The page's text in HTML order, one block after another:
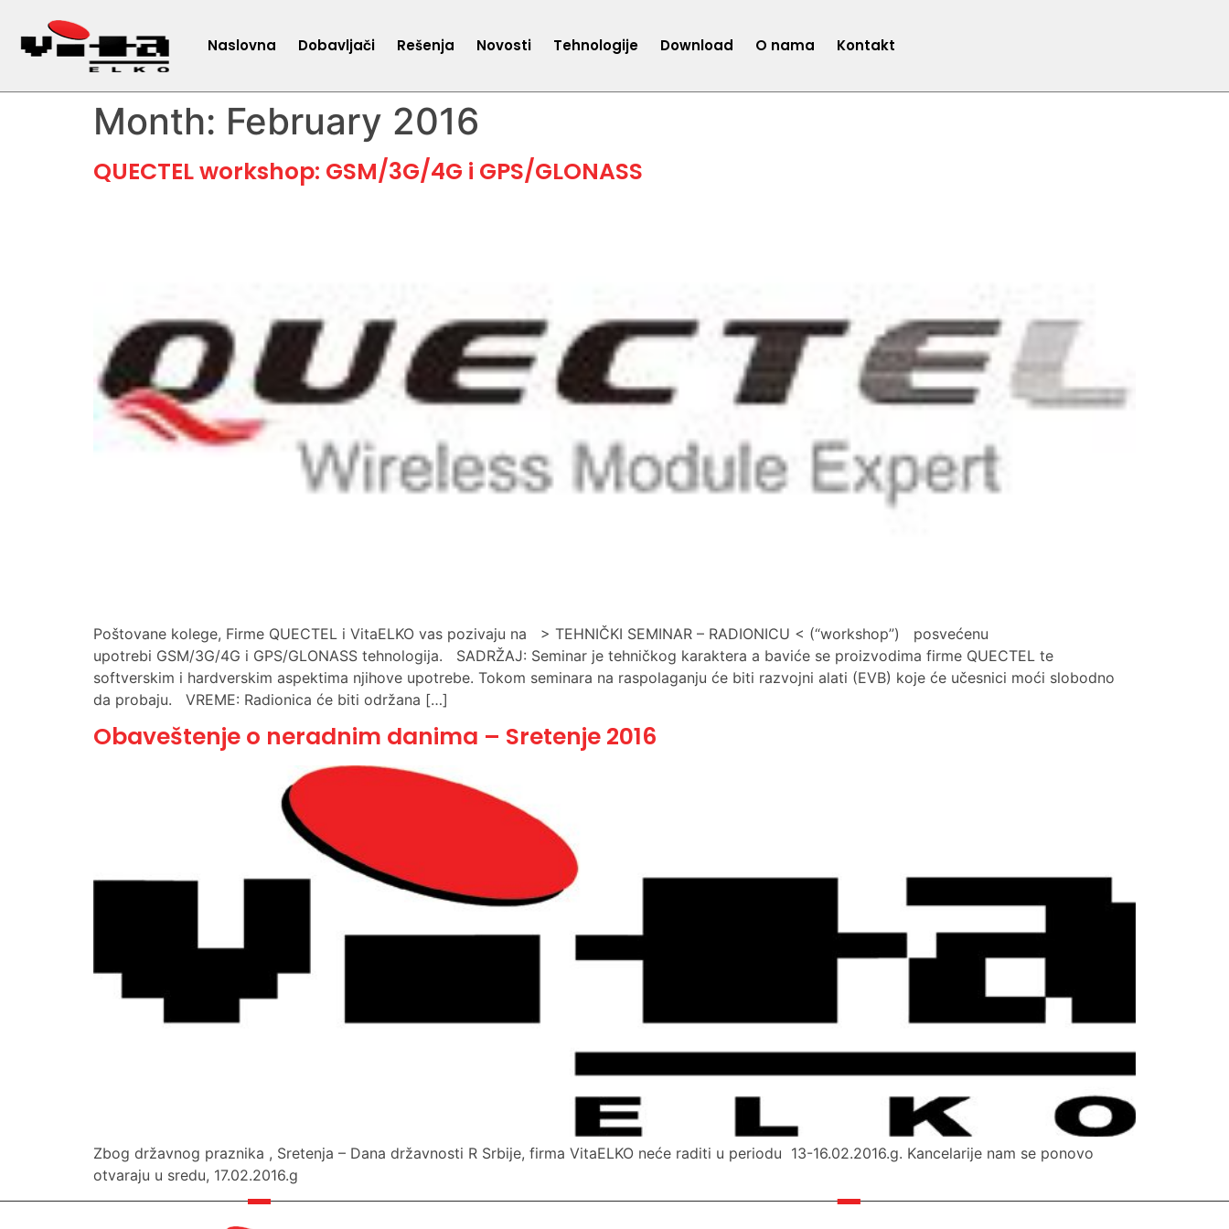
Naslovna Dobavljači Rešenja Novosti Tehnologije Download O nama Kontakt
Month: February 2016
QUECTEL workshop: GSM/3G/4G i GPS/GLONASS
Poštovane kolege, Firme QUECTEL i VitaELKO vas pozivaju na > TEHNIČKI SEMINAR – RADIONICU < (“workshop”) posvećenu
upotrebi GSM/3G/4G i GPS/GLONASS tehnologija. SADRŽAJ: Seminar je tehničkog karaktera a baviće se proizvodima firme QUECTEL te
softverskim i hardverskim aspektima njihove upotrebe. Tokom seminara na raspolaganju će biti razvojni alati (EVB) koje će učesnici moći slobodno
da probaju. VREME: Radionica će biti održana […]
Obaveštenje o neradnim danima – Sretenje 2016
Zbog državnog praznika , Sretenja – Dana državnosti R Srbije, firma VitaELKO neće raditi u periodu 13-16.02.2016.g. Kancelarije nam se ponovo
otvaraju u sredu, 17.02.2016.g